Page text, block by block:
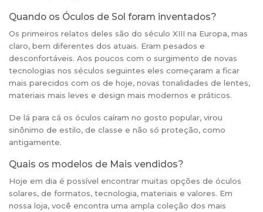
Quando os Óculos de Sol foram inventados?
Os primeiros relatos deles são do século XIII na Europa, mas
claro, bem diferentes dos atuais. Eram pesados e
desconfortáveis. Aos poucos com o surgimento de novas
tecnologias nos séculos seguintes eles começaram a ficar
mais parecidos com os de hoje, novas tonalidades de lentes,
materiais mais leves e design mais modernos e práticos.
De lá para cá os óculos caíram no gosto popular, virou
sinônimo de estilo, de classe e não só proteção, como
antigamente.
Quais os modelos de Mais vendidos?
Hoje em dia é possível encontrar muitas opções de óculos
solares, de formatos, tecnologia, materiais e valores. Em
nossa loja, você encontra uma ampla coleção dos mais